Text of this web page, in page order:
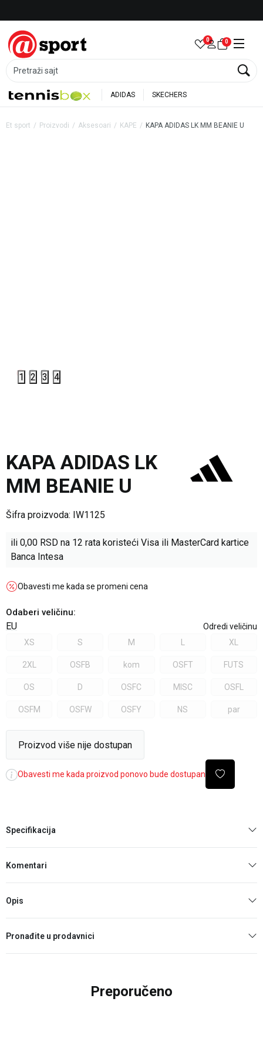
Pretraži sajt
0 0
ADIDAS SKECHERS
Et sport Proizvodi Aksesoari KAPE KAPA ADIDAS LK MM BEANIE U
1 2 3 4
KAPA ADIDAS LK
MM BEANIE U
Šifra proizvoda: IW1125
ili 0,00 RSD na 12 rata koristeći Visa ili MasterCard kartice
Banca Intesa
Obavesti me kada se promeni cena
Odaberi veličinu:
EU
Odredi veličinu
XS
S M XL
2XL OSFB kom OSFT FUTS
OS D OSFC MISC OSFL
OSFM OSFW OSFY NS par
Proizvod više nije dostupan
Obavesti me kada proizvod ponovo bude dostupan
Specifikacija
Komentari
Opis
Pronađite u prodavnici
Preporučeno